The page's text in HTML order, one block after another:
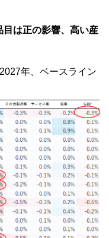
は正の影響、高い産
年、ベースライン